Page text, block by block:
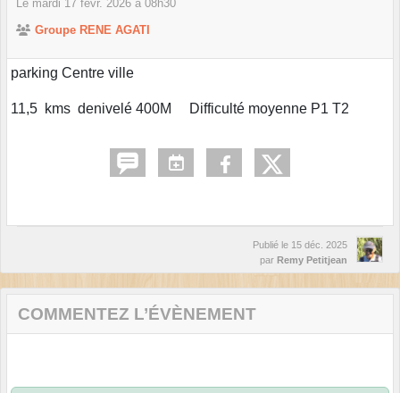
Le mardi 17 févr. 2026 à 08h30
Groupe RENE AGATI
parking Centre ville
11,5 kms denivelé 400M Difficulté moyenne P1 T2
Publié le 15 déc. 2025
par Remy Petitjean
COMMENTEZ L’ÉVÈNEMENT